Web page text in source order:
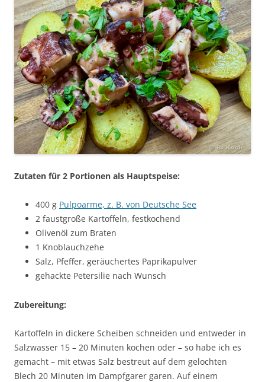
Zutaten für 2 Portionen als Hauptspeise:
400 g Pulpoarme, z. B. von Deutsche See
2 faustgroße Kartoffeln, festkochend
Olivenöl zum Braten
1 Knoblauchzehe
Salz, Pfeffer, geräuchertes Paprikapulver
gehackte Petersilie nach Wunsch
Zubereitung:
Kartoffeln in dickere Scheiben schneiden und entweder in
Salzwasser 15 – 20 Minuten kochen oder – so habe ich es
gemacht – mit etwas Salz bestreut auf dem gelochten
Blech 20 Minuten im Dampfgarer garen. Auf einem